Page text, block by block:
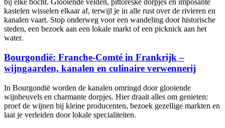
bij elke bocht. Glooiende velden, pittoreske dorpjes en imposante
kastelen wisselen elkaar af, terwijl je in alle rust over de rivieren en
kanalen vaart. Stop onderweg voor een wandeling door historische
steden, een bezoek aan een lokale markt of een picknick aan het
water.
Bourgondië: Franche-Comté in Frankrijk –
wijngaarden, kanalen en culinaire verwennerij
In Bourgondië worden de kanalen omringd door glooiende
wijnheuvels en charmante dorpjes. Hier draait alles om genieten:
proef de wijnen bij kleine producenten, bezoek gezellige markten en
laat je verleiden door lokale specialiteiten.